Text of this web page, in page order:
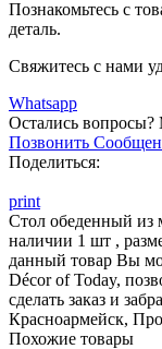
Познакомьтесь с
деталь.
Свяжитесь с нами
Whatsapp
Остались вопросы?
Позвонить
Поделиться:
print
Стол обеденный из
наличии 1 шт ,
данный товар Вы
Décor of Today,
сделать заказ и
Красноармейск,
Похожие товары